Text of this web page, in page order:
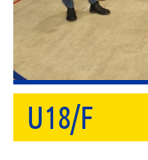
U18/F